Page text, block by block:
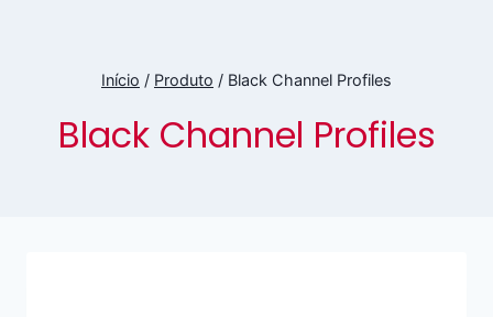
Início / Produto / Black Channel Profiles
Black Channel Profiles